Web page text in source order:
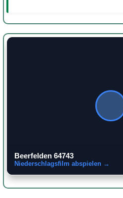
Beerfelden 64743
Niederschlagsfilm abspielen →